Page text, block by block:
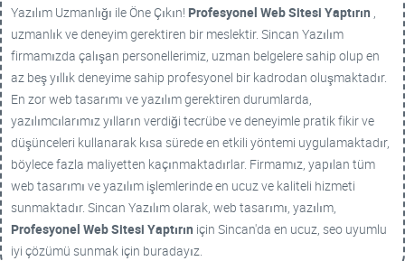
Yazılım Uzmanlığı ile Öne Çıkın! Profesyonel Web Sitesi Yaptırın ,
uzmanlık ve deneyim gerektiren bir meslektir. Sincan Yazılım
firmamızda çalışan personellerimiz, uzman belgelere sahip olup en
az beş yıllık deneyime sahip profesyonel bir kadrodan oluşmaktadır.
En zor web tasarımı ve yazılım gerektiren durumlarda,
yazılımcılarımız yılların verdiği tecrübe ve deneyimle pratik fikir ve
düşünceleri kullanarak kısa sürede en etkili yöntemi uygulamaktadır,
böylece fazla maliyetten kaçınmaktadırlar. Firmamız, yapılan tüm
web tasarımı ve yazılım işlemlerinde en ucuz ve kaliteli hizmeti
sunmaktadır. Sincan Yazılım olarak, web tasarımı, yazılım,
Profesyonel Web Sitesi Yaptırın için Sincan'da en ucuz, seo uyumlu
iyi çözümü sunmak için buradayız.